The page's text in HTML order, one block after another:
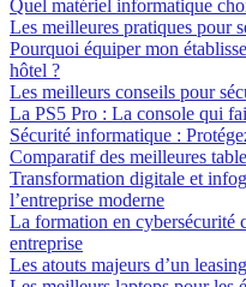
Quel matériel informatique
Les meilleures pratiques pour
Pourquoi équiper mon
hôtel ?
Les meilleurs conseils pour
La PS5 Pro : La console qui
Sécurité informatique :
Comparatif des meilleures
Transformation digitale et
l’entreprise moderne
La formation en cybersécurité
entreprise
Les atouts majeurs d’un